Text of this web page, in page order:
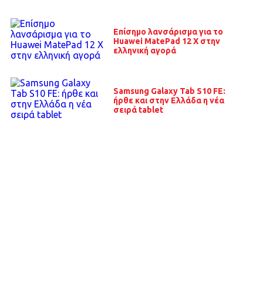
Επίσημο λανσάρισμα για το
Huawei MatePad 12 X στην
ελληνική αγορά
Samsung Galaxy Tab S10 FE:
ήρθε και στην Ελλάδα η νέα
σειρά tablet